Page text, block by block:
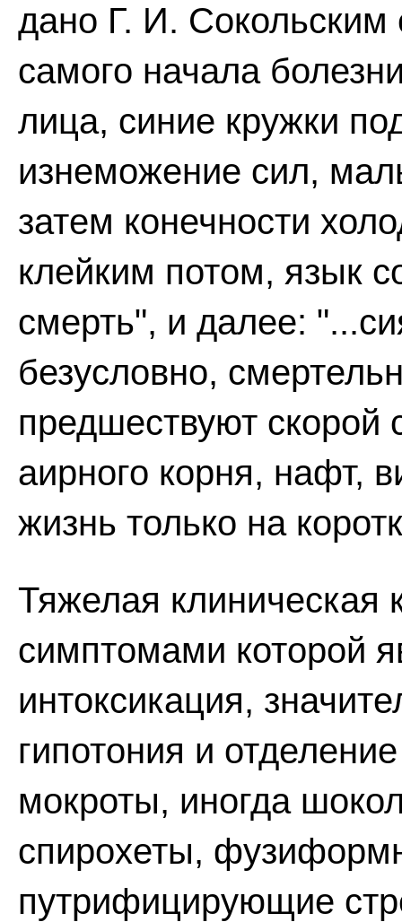
дано Г. И.
самого начала
лица, синие кружки
изнеможение сил,
затем конечности
клейким потом, язык
смерть", и далее:
безусловно,
предшествуют скорой
аирного корня, нафт,
жизнь только на
Тяжелая клиническая
симптомами которой
интоксикация,
гипотония и
мокроты, иногда
спирохеты,
путрифицирующие